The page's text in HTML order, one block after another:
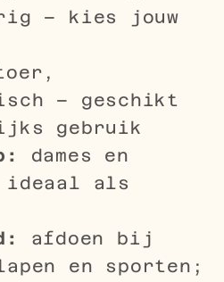
– kies jouw
– geschikt
gebruik
dames en
ideaal als
afdoen bij
en sporten;